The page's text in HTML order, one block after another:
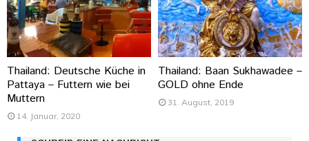
Thailand: Deutsche Küche in
Pattaya – Futtern wie bei
Muttern
14. Januar, 2020
Thailand: Baan Sukhawadee –
GOLD ohne Ende
31. August, 2019